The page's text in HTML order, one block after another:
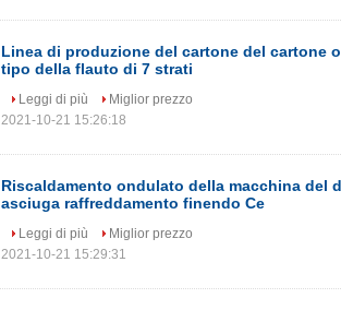
Linea di produzione del cartone del cartone
tipo della flauto di 7 strati
Leggi di più
Miglior prezzo
2021-10-21 15:26:18
Riscaldamento ondulato della macchina del
asciuga raffreddamento finendo Ce
Leggi di più
Miglior prezzo
2021-10-21 15:29:31